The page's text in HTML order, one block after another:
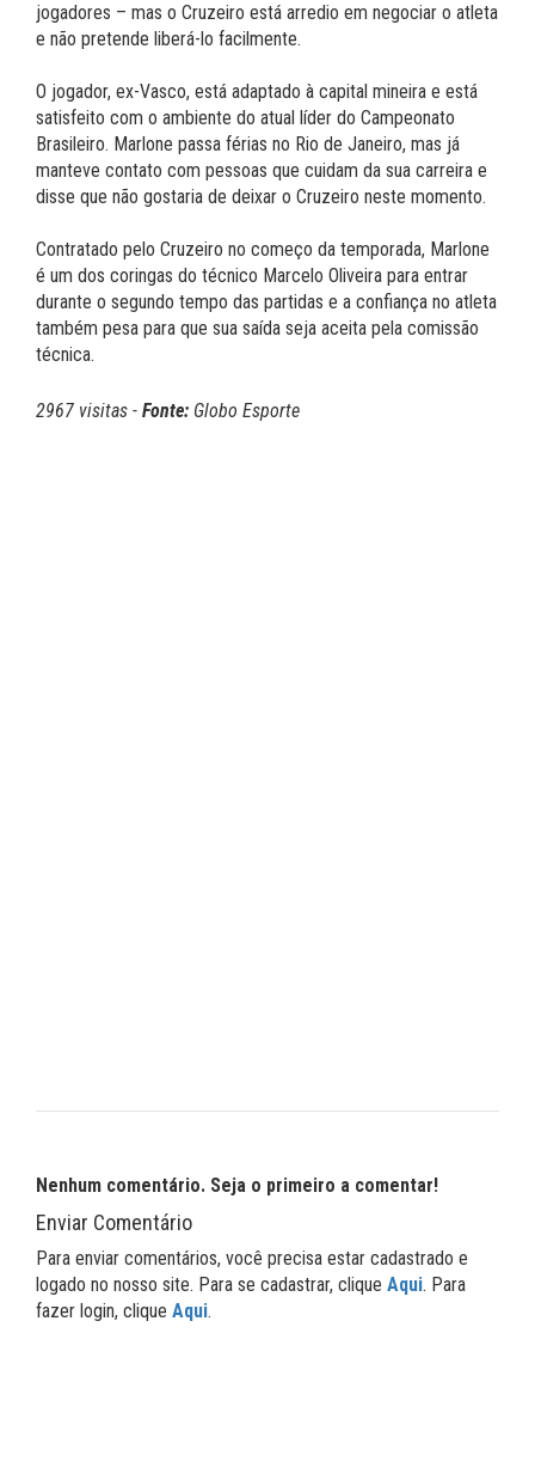
jogadores – mas o Cruzeiro está arredio em negociar o atleta
e não pretende liberá-lo facilmente.
O jogador, ex-Vasco, está adaptado à capital mineira e está
satisfeito com o ambiente do atual líder do Campeonato
Brasileiro. Marlone passa férias no Rio de Janeiro, mas já
manteve contato com pessoas que cuidam da sua carreira e
disse que não gostaria de deixar o Cruzeiro neste momento.
Contratado pelo Cruzeiro no começo da temporada, Marlone
é um dos coringas do técnico Marcelo Oliveira para entrar
durante o segundo tempo das partidas e a confiança no atleta
também pesa para que sua saída seja aceita pela comissão
técnica.
2967 visitas - Fonte: Globo Esporte
Nenhum comentário. Seja o primeiro a comentar!
Enviar Comentário
Para enviar comentários, você precisa estar cadastrado e
logado no nosso site. Para se cadastrar, clique Aqui. Para
fazer login, clique Aqui.